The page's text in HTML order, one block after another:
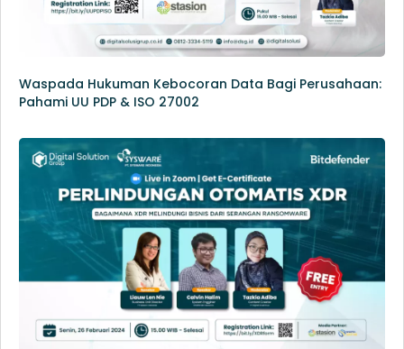
Waspada Hukuman Kebocoran Data Bagi Perusahaan:
Pahami UU PDP & ISO 27002